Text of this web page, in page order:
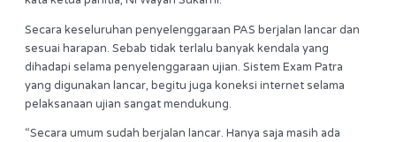
Secara keseluruhan penyelenggaraan PAS berjalan lancar dan
sesuai harapan. Sebab tidak terlalu banyak kendala yang
dihadapi selama penyelenggaraan ujian. Sistem Exam Patra
yang digunakan lancar, begitu juga koneksi internet selama
pelaksanaan ujian sangat mendukung.
“Secara umum sudah berjalan lancar. Hanya saja masih ada